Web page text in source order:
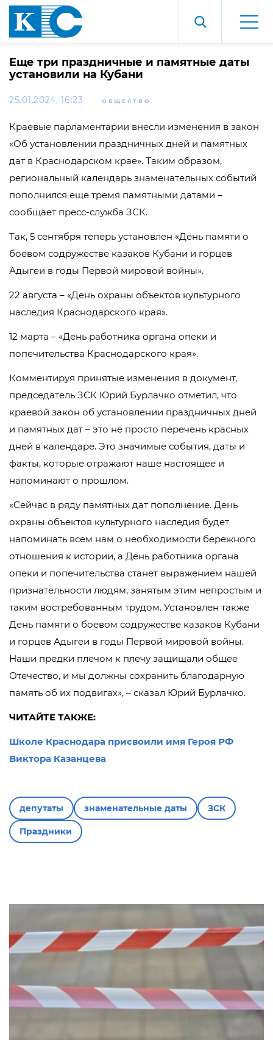
Еще три праздничные и памятные даты
установили на Кубани
25.01.2024, 16:23 ОБЩЕСТВО
Краевые парламентарии внесли изменения в закон
«Об установлении праздничных дней и памятных
дат в Краснодарском крае». Таким образом,
региональный календарь знаменательных событий
пополнился еще тремя памятными датами –
сообщает пресс-служба ЗСК.
Так, 5 сентября теперь установлен «День памяти о
боевом содружестве казаков Кубани и горцев
Адыгеи в годы Первой мировой войны».
22 августа – «День охраны объектов культурного
наследия Краснодарского края».
12 марта – «День работника органа опеки и
попечительства Краснодарского края».
Комментируя принятые изменения в документ,
председатель ЗСК Юрий Бурлачко отметил, что
краевой закон об установлении праздничных дней
и памятных дат – это не просто перечень красных
дней в календаре. Это значимые события, даты и
факты, которые отражают наше настоящее и
напоминают о прошлом.
«Сейчас в ряду памятных дат пополнение. День
охраны объектов культурного наследия будет
напоминать всем нам о необходимости бережного
отношения к истории, а День работника органа
опеки и попечительства станет выражением нашей
признательности людям, занятым этим непростым и
таким востребованным трудом. Установлен также
День памяти о боевом содружестве казаков Кубани
и горцев Адыгеи в годы Первой мировой войны.
Наши предки плечом к плечу защищали общее
Отечество, и мы должны сохранить благодарную
память об их подвигах», – сказал Юрий Бурлачко.
ЧИТАЙТЕ ТАКЖЕ:
Школе Краснодара присвоили имя Героя РФ
Виктора Казанцева
депутаты знаменательные даты ЗСК
Праздники